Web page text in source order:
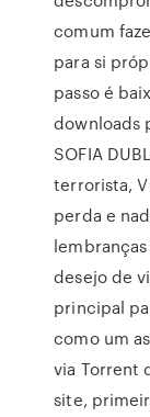
comum
para si
passo é
downloads
SOFIA
terrorista,
perda e
desejo de
principal
como um
via Torrent
site,